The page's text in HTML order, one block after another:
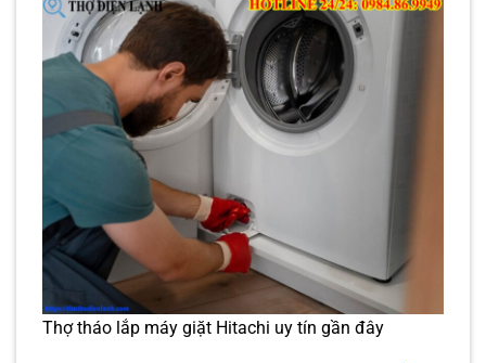
Thợ tháo lắp máy giặt Hitachi uy tín gần đây